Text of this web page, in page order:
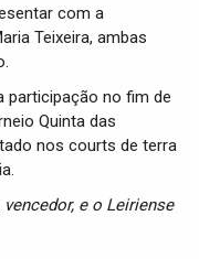
com a
Teixeira, ambas
participação no fim de
Quinta das
nos courts de terra
e o Leiriense